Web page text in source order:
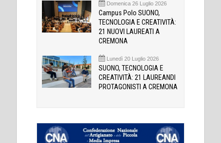
Domenica 26 Luglio 2026
Campus Polo SUONO,
TECNOLOGIA E CREATIVITÀ:
21 NUOVI LAUREATI A
CREMONA
Lunedì 20 Luglio 2026
SUONO, TECNOLOGIA E
CREATIVITÀ: 21 LAUREANDI
PROTAGONISTI A CREMONA